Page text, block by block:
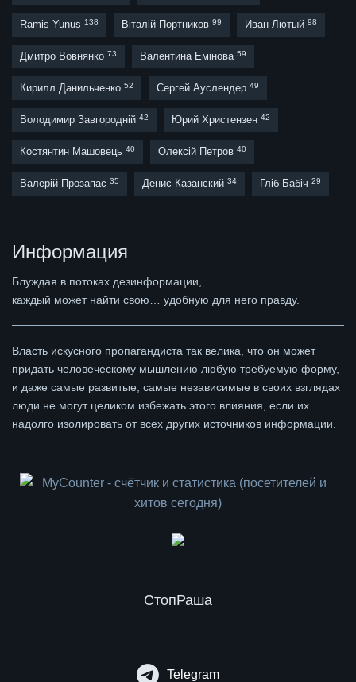
Ramis Yunus 138 Віталій Портников 99 Иван Лютый 98
Дмитро Вовнянко 73 Валентина Емінова 59
Кирилл Данильченко 52 Сергей Ауслендер 49
Володимир Завгородній 42 Юрий Христензен 42
Костянтин Машовець 40 Олексій Петров 40
Валерій Прозапас 35 Денис Казанский 34 Гліб Бабіч 29
Информация
Блуждая в потоках дезинформации,
каждый может найти свою… удобную для него правду.
Власть искусного пропагандиста так велика, что он может
придать человеческому мышлению любую требуемую форму,
и даже самые развитые, самые независимые в своих взглядах
люди не могут целиком избежать этого влияния, если их
надолго изолировать от всех других источников информации.
СтопРаша
Telegram